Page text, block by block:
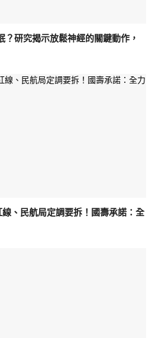
研究揭示放鬆神經的關鍵動作，
、民航局定調要拆！國壽承諾：全